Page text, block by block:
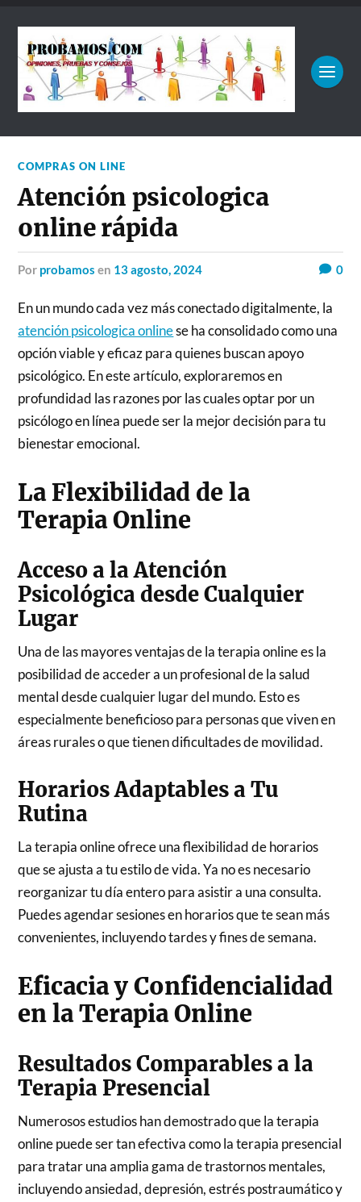
COMPRAS ON LINE
Atención psicologica
online rápida
por probamos en 13 agosto, 2024 0
En un mundo cada vez más conectado digitalmente, la
atención psicologica onlinese ha consolidado como una
opción viable y eficaz para quienes buscan apoyo
psicológico. En este artículo, exploraremos en
profundidad las razones por las cuales optar por un
psicólogo en línea puede ser la mejor decisión para tu
bienestar emocional.
La Flexibilidad de la
Terapia Online
Acceso a la Atención
Psicológica desde Cualquier
Lugar
Una de las mayores ventajas de la terapia online es la
posibilidad de acceder a un profesional de la salud
mental desde cualquier lugar del mundo. Esto es
especialmente beneficioso para personas que viven en
áreas rurales o que tienen dificultades de movilidad.
Horarios Adaptables a Tu
Rutina
La terapia online ofrece una flexibilidad de horarios
que se ajusta a tu estilo de vida. Ya no es necesario
reorganizar tu día entero para asistir a una consulta.
Puedes agendar sesiones en horarios que te sean más
convenientes, incluyendo tardes y fines de semana.
Eficacia y Confidencialidad
en la Terapia Online
Resultados Comparables a la
Terapia Presencial
Numerosos estudios han demostrado que la terapia
online puede ser tan efectiva como la terapia presencial
para tratar una amplia gama de trastornos mentales,
incluyendo ansiedad, depresión, estrés postraumático y